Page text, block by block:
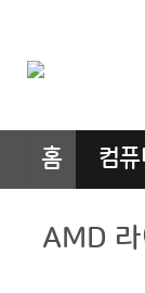
홈 컴
AMD